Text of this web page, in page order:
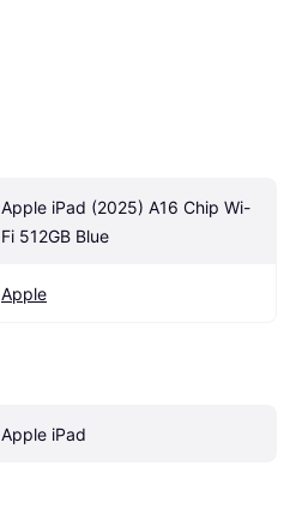
Apple iPad (2025) A16 Chip Wi-
Fi 512GB Blue
Apple
Apple iPad